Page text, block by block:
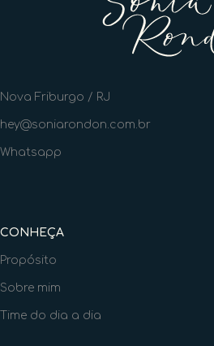
Nova Friburgo / RJ
hey@soniarondon.com.br
Whatsapp
CONHEÇA
Propósito
Sobre mim
Time do dia a dia